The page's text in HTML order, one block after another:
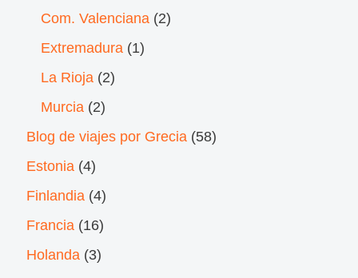
Com. Valenciana (2)
Extremadura (1)
La Rioja (2)
Murcia (2)
Blog de viajes por Grecia (58)
Estonia (4)
Finlandia (4)
Francia (16)
Holanda (3)